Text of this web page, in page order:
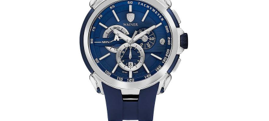
ДИАМЕТР/ШИРИНА
БРАСЛЕТ/РЕМЕНЬ